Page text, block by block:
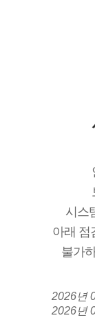
시스
아래 점
불가
2026년
2026년